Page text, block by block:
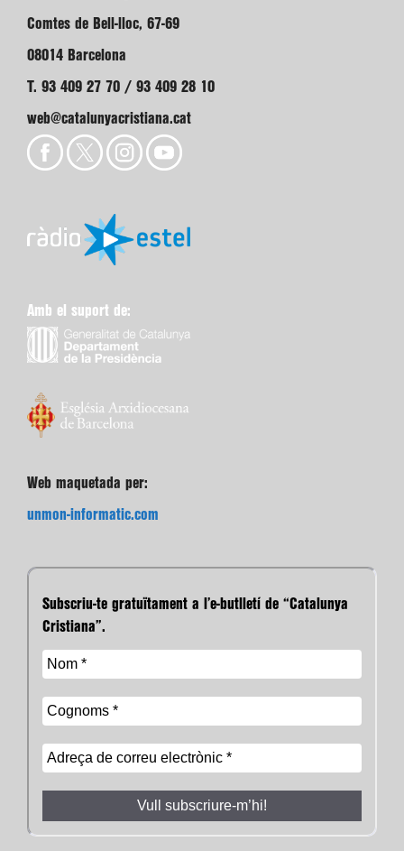
Comtes de Bell-lloc, 67-69
08014 Barcelona
T. 93 409 27 70 / 93 409 28 10
web@catalunyacristiana.cat
Amb el suport de:
Web maquetada per:
unmon-informatic.com
Subscriu-te gratuïtament a l’e-butlletí de “Catalunya
Cristiana”.